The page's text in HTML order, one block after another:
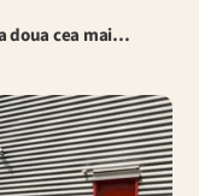
doua cea mai…